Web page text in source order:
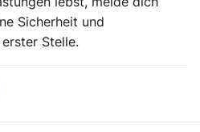
Sicherheit und
Stelle.